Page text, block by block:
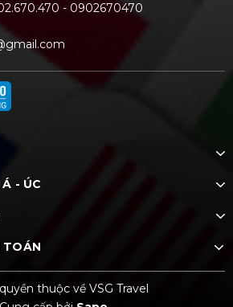
- 0902670470
- ÚC
TOÁN
thuộc về VSG Travel